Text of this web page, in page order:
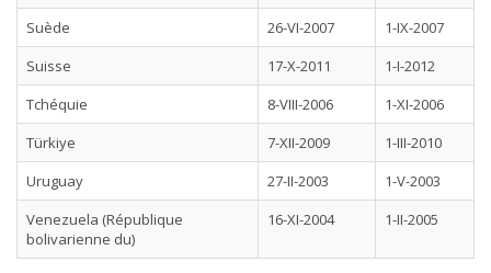
Suède
26-VI-2007
1-IX-2007
Suisse
17-X-2011
1-I-2012
Tchéquie
8-VIII-2006
1-XI-2006
Türkiye
7-XII-2009
1-III-2010
Uruguay
27-II-2003
1-V-2003
Venezuela (République
bolivarienne du)
16-XI-2004 1-II-2005